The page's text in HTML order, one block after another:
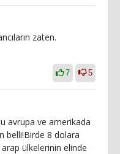
zaten.
7 5
avrupa ve amerikada
belli!Birde 8 dolara
ülkelerinin elinde